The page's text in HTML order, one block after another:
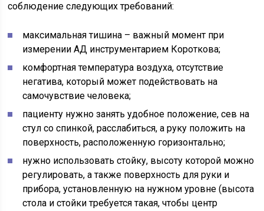
соблюдение следующих требований:
максимальная тишина – важный момент при
измерении АД инструментарием Короткова;
комфортная температура воздуха, отсутствие
негатива, который может подействовать на
самочувствие человека;
пациенту нужно занять удобное положение, сев на
стул со спинкой, расслабиться, а руку положить на
поверхность, расположенную горизонтально;
нужно использовать стойку, высоту которой можно
регулировать, а также поверхность для руки и
прибора, установленную на нужном уровне (высота
стола и стойки требуется такая, чтобы центр